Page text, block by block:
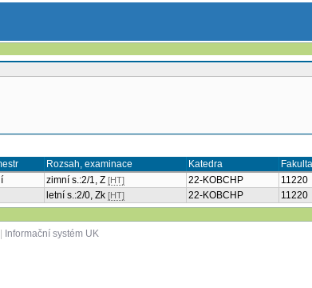
Rozsah, examinace Katedra Fakulta
zimní s.:2/1, Z [HT] 22-KOBCHP 11220
letní s.:2/0, Zk [HT] 22-KOBCHP 11220
Informační systém UK